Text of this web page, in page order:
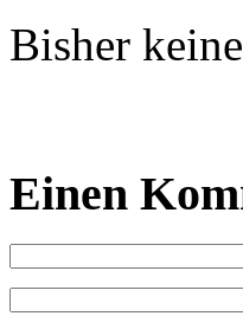
Bisher
Einen